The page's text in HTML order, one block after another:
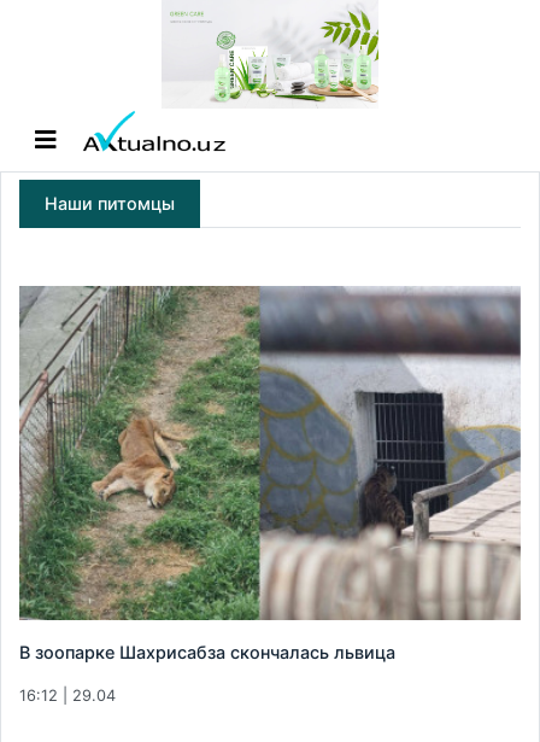
Наши питомцы
В зоопарке Шахрисабза скончалась львица
16:12 | 29.04